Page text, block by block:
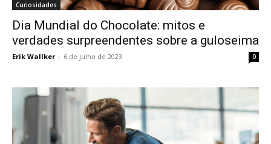
Curiosidades
Dia Mundial do Chocolate: mitos e
verdades surpreendentes sobre a guloseima
Erik Wallker - 6 de julho de 2023 0